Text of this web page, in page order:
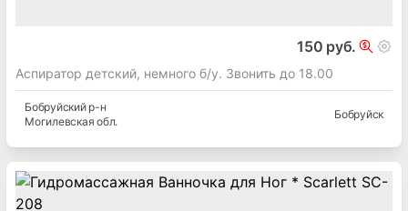
150 руб.
Аспиратор детский, немного б/у. Звонить до 18.00
Бобруйскийр-н
Могилевская обл.
Бобруйск